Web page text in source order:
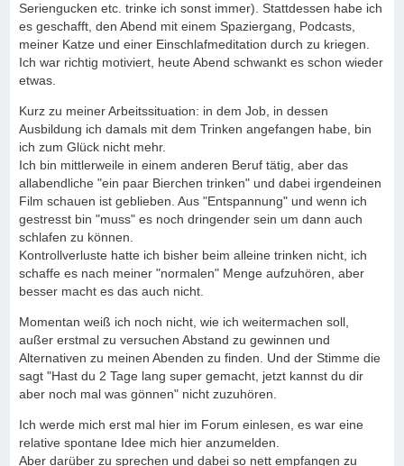
Seriengucken etc. trinke ich sonst immer). Stattdessen habe ich
es geschafft, den Abend mit einem Spaziergang, Podcasts,
meiner Katze und einer Einschlafmeditation durch zu kriegen.
Ich war richtig motiviert, heute Abend schwankt es schon wieder
etwas.
Kurz zu meiner Arbeitssituation: in dem Job, in dessen
Ausbildung ich damals mit dem Trinken angefangen habe, bin
ich zum Glück nicht mehr.
Ich bin mittlerweile in einem anderen Beruf tätig, aber das
allabendliche "ein paar Bierchen trinken" und dabei irgendeinen
Film schauen ist geblieben. Aus "Entspannung" und wenn ich
gestresst bin "muss" es noch dringender sein um dann auch
schlafen zu können.
Kontrollverluste hatte ich bisher beim alleine trinken nicht, ich
schaffe es nach meiner "normalen" Menge aufzuhören, aber
besser macht es das auch nicht.
Momentan weiß ich noch nicht, wie ich weitermachen soll,
außer erstmal zu versuchen Abstand zu gewinnen und
Alternativen zu meinen Abenden zu finden. Und der Stimme die
sagt "Hast du 2 Tage lang super gemacht, jetzt kannst du dir
aber noch mal was gönnen" nicht zuzuhören.
Ich werde mich erst mal hier im Forum einlesen, es war eine
relative spontane Idee mich hier anzumelden.
Aber darüber zu sprechen und dabei so nett empfangen zu